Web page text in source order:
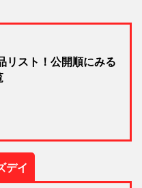
リスト！公開順にみる
デイ